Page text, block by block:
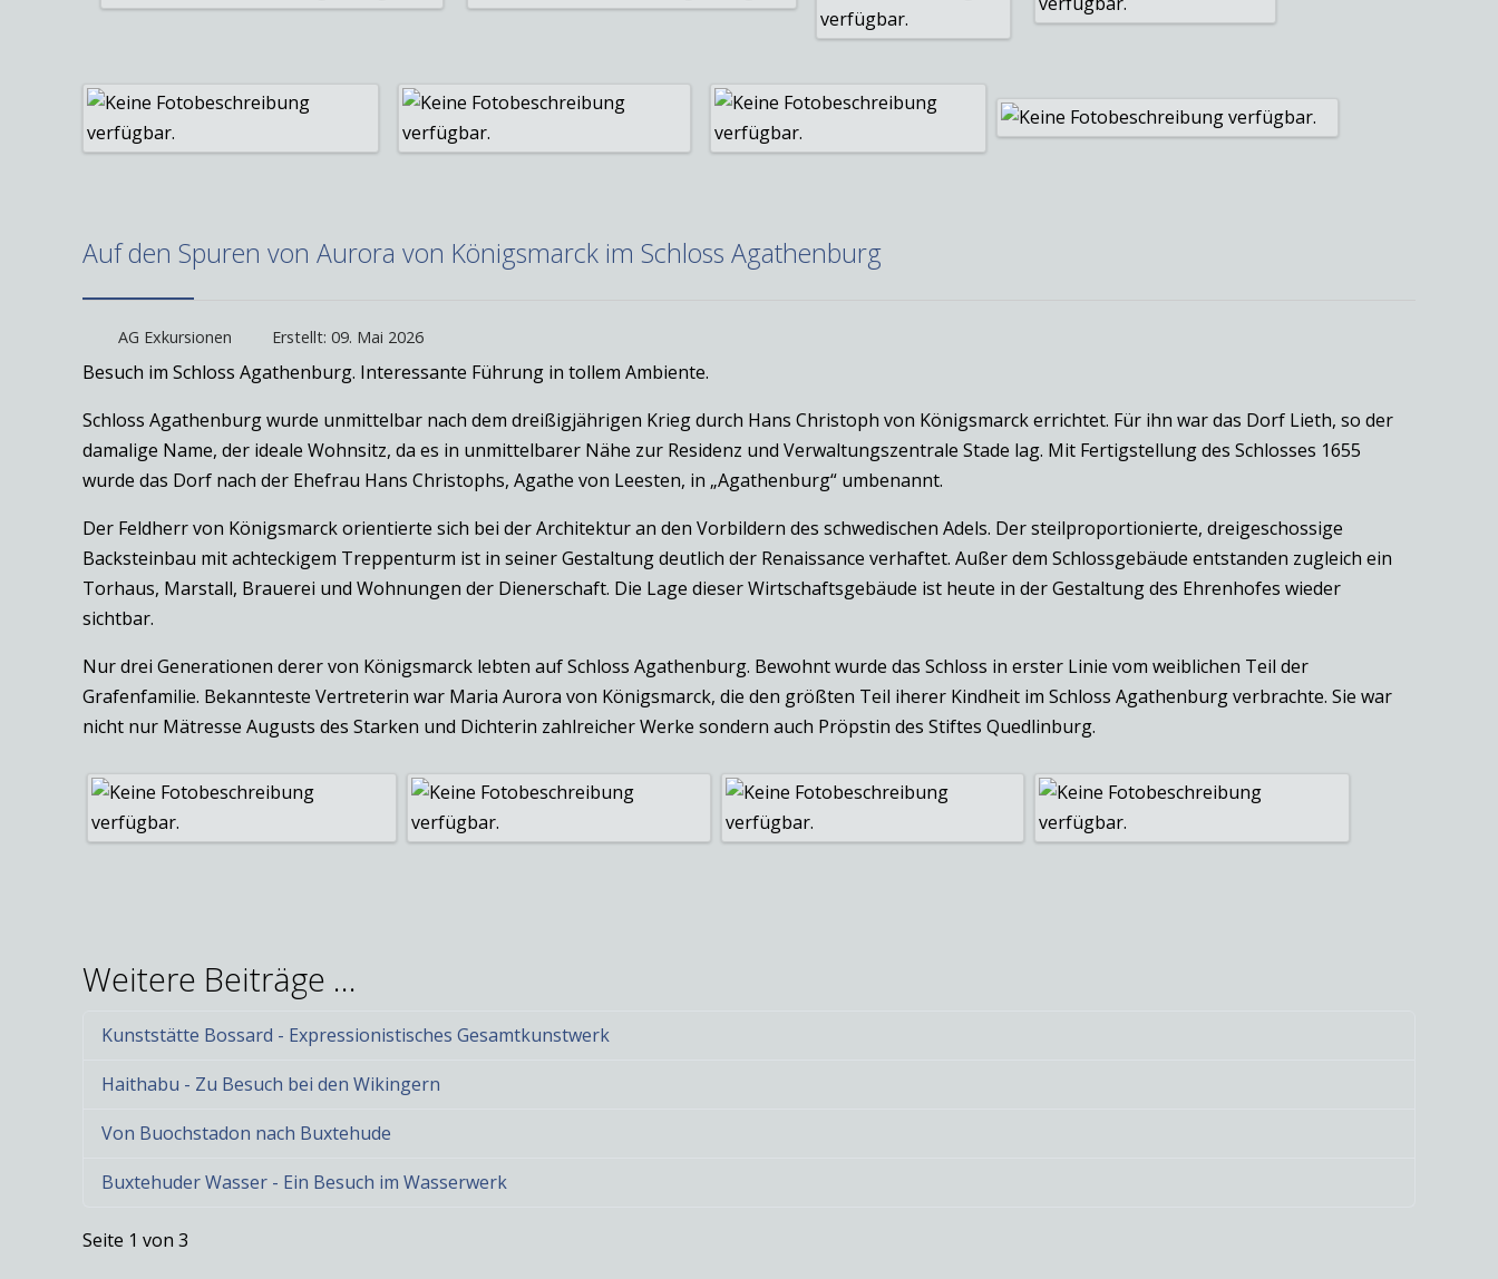
Auf den Spuren von Aurora von Königsmarck im Schloss Agathenburg
AG Exkursionen Erstellt: 09. Mai 2026
Besuch im Schloss Agathenburg. Interessante Führung in tollem Ambiente.
Schloss Agathenburg wurde unmittelbar nach dem dreißigjährigen Krieg durch Hans Christoph von Königsmarck errichtet. Für ihn war das Dorf Lieth, so der
damalige Name, der ideale Wohnsitz, da es in unmittelbarer Nähe zur Residenz und Verwaltungszentrale Stade lag. Mit Fertigstellung des Schlosses 1655
wurde das Dorf nach der Ehefrau Hans Christophs, Agathe von Leesten, in „Agathenburg“ umbenannt.
Der Feldherr von Königsmarck orientierte sich bei der Architektur an den Vorbildern des schwedischen Adels. Der steilproportionierte, dreigeschossige
Backsteinbau mit achteckigem Treppenturm ist in seiner Gestaltung deutlich der Renaissance verhaftet. Außer dem Schlossgebäude entstanden zugleich ein
Torhaus, Marstall, Brauerei und Wohnungen der Dienerschaft. Die Lage dieser Wirtschaftsgebäude ist heute in der Gestaltung des Ehrenhofes wieder
sichtbar.
Nur drei Generationen derer von Königsmarck lebten auf Schloss Agathenburg. Bewohnt wurde das Schloss in erster Linie vom weiblichen Teil der
Grafenfamilie. Bekannteste Vertreterin war Maria Aurora von Königsmarck, die den größten Teil iherer Kindheit im Schloss Agathenburg verbrachte. Sie war
nicht nur Mätresse Augusts des Starken und Dichterin zahlreicher Werke sondern auch Pröpstin des Stiftes Quedlinburg.
Weitere Beiträge …
Kunststätte Bossard - Expressionistisches Gesamtkunstwerk
Haithabu - Zu Besuch bei den Wikingern
Von Buochstadon nach Buxtehude
Buxtehuder Wasser - Ein Besuch im Wasserwerk
Seite 1 von 3